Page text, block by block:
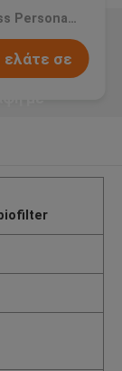
Τιμή：Discuss Personally
σε